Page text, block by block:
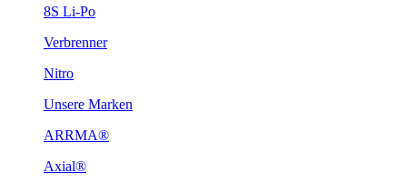
8S Li-Po
Verbrenner
Nitro
Unsere Marken
ARRMA®
Axial®